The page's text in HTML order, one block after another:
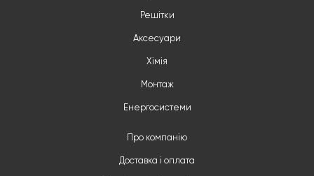
Решітки
Аксесуари
Хімія
Монтаж
Енергосистеми
Про компанію
Доставка і оплата